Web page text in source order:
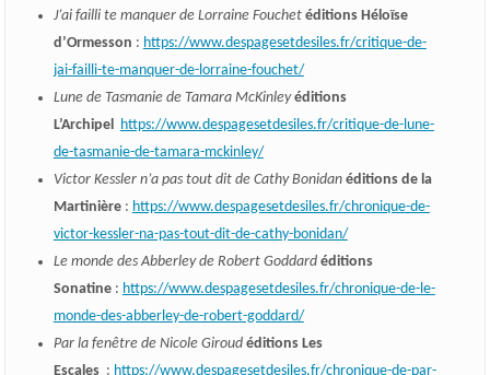
J’ai failli te manquer de Lorraine Fouchet éditions Héloïse
d’Ormesson : https://www.despagesetdesiles.fr/critique-de-
jai-failli-te-manquer-de-lorraine-fouchet/
Lune de Tasmanie de Tamara McKinleyéditions
L’Archipel
https://www.despagesetdesiles.fr/critique-de-lune-
de-tasmanie-de-tamara-mckinley/
Victor Kessler n’a pas tout dit de Cathy Bonidan éditions de la
Martinière : https://www.despagesetdesiles.fr/chronique-de-
victor-kessler-na-pas-tout-dit-de-cathy-bonidan/
Le monde des Abberley de Robert Goddard éditions
Sonatine : https://www.despagesetdesiles.fr/chronique-de-le-
monde-des-abberley-de-robert-goddard/
Par la fenêtre de Nicole Giroud éditions Les
Escales: https://www.despagesetdesiles.fr/chronique-de-par-